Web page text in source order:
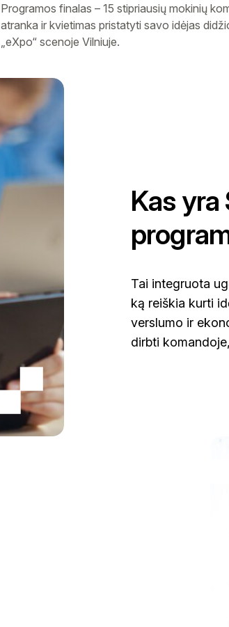
Programos finalas – 15 stipriausių mokinių
atranka ir kvietimas pristatyti savo idėjas
„eXpo“ scenoje Vilniuje.
Kas
Tai integruota
ką reiškia kurti
verslumo ir
dirbti